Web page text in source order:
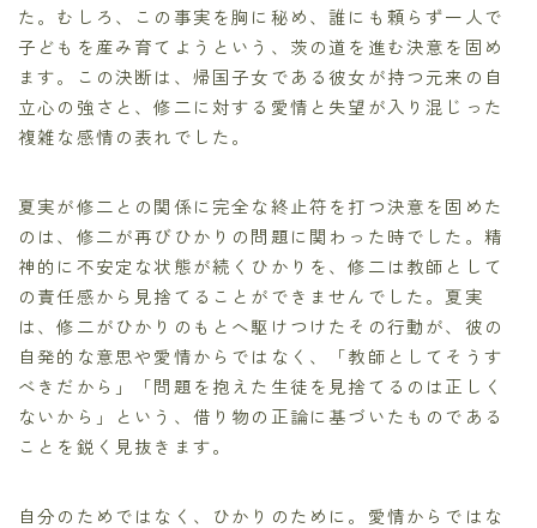
た。むしろ、この事実を胸に秘め、誰にも頼らず一人で
子どもを産み育てようという、茨の道を進む決意を固め
ます。この決断は、帰国子女である彼女が持つ元来の自
立心の強さと、修二に対する愛情と失望が入り混じった
複雑な感情の表れでした。
夏実が修二との関係に完全な終止符を打つ決意を固めた
のは、修二が再びひかりの問題に関わった時でした。精
神的に不安定な状態が続くひかりを、修二は教師として
の責任感から見捨てることができませんでした。夏実
は、修二がひかりのもとへ駆けつけたその行動が、彼の
自発的な意思や愛情からではなく、「教師としてそうす
べきだから」「問題を抱えた生徒を見捨てるのは正しく
ないから」という、借り物の正論に基づいたものである
ことを鋭く見抜きます。
自分のためではなく、ひかりのために。愛情からではな